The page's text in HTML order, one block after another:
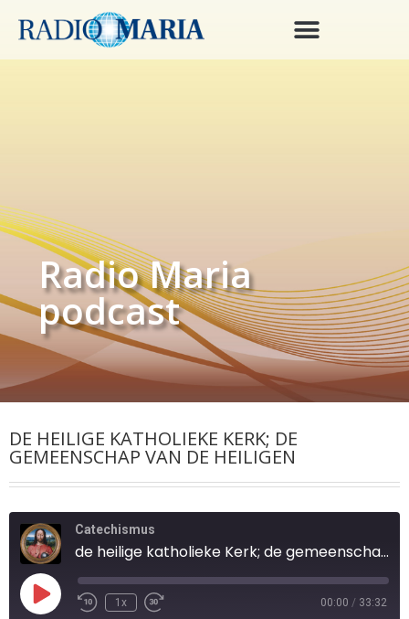
Radio Maria
podcast
DE HEILIGE KATHOLIEKE KERK; DE
GEMEENSCHAP VAN DE HEILIGEN
Catechismus
de heilige katholieke Kerk; de gemeenschap van de heiligen
1x 00:00 / 33:32